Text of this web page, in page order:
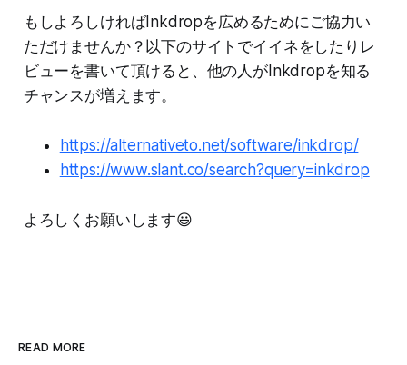
もしよろしければInkdropを広めるためにご協力い
ただけませんか？以下のサイトでイイネをしたりレ
ビューを書いて頂けると、他の人がInkdropを知る
チャンスが増えます。
https://alternativeto.net/software/inkdrop/
https://www.slant.co/search?query=inkdrop
よろしくお願いします😃
READ MORE